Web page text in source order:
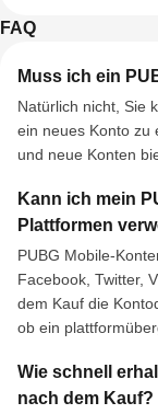
FAQ
Muss ich ein
Natürlich nicht, Sie
ein neues Konto zu
und neue Konten
Kann ich mein
Plattformen
PUBG Mobile-
Facebook, Twitter,
dem Kauf die
ob ein
Wie schnell
nach dem Kauf?